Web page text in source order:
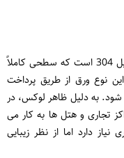
ورق استیل آینه ‌ای، صیقلی ‌ترین نوع ورق استیل 304 است که سطحی کاملاً
نوع ورق از طریق پرداخت
به‌ دلیل ظاهر لوکس، در
تجاری و هتل ‌ها به‌ کار می
دارد اما از نظر زیبایی